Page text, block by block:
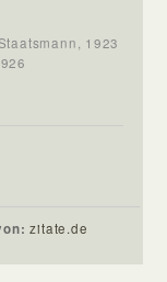
1923
zitate.de